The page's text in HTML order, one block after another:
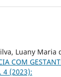
Luany Maria
COM
4 (2023):